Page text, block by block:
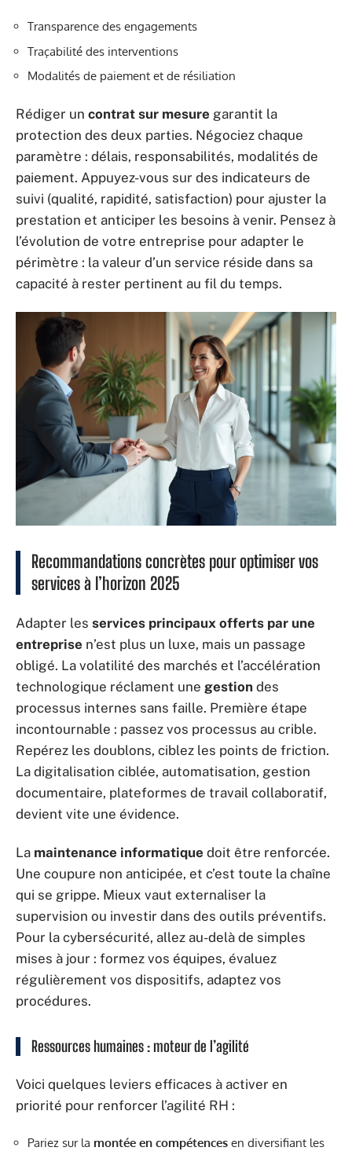
Transparence des engagements
Traçabilité des interventions
Modalités de paiement et de résiliation
Rédiger un contrat sur mesure garantit la
protection des deux parties. Négociez chaque
paramètre : délais, responsabilités, modalités de
paiement. Appuyez-vous sur des indicateurs de
suivi (qualité, rapidité, satisfaction) pour ajuster la
prestation et anticiper les besoins à venir. Pensez à
l’évolution de votre entreprise pour adapter le
périmètre : la valeur d’un service réside dans sa
capacité à rester pertinent au fil du temps.
Recommandations concrètes pour optimiser vos
services à l’horizon 2025
Adapter les services principaux offerts par une
entreprise n’est plus un luxe, mais un passage
obligé. La volatilité des marchés et l’accélération
technologique réclament une gestion des
processus internes sans faille. Première étape
incontournable : passez vos processus au crible.
Repérez les doublons, ciblez les points de friction.
La digitalisation ciblée, automatisation, gestion
documentaire, plateformes de travail collaboratif,
devient vite une évidence.
La maintenance informatique doit être renforcée.
Une coupure non anticipée, et c’est toute la chaîne
qui se grippe. Mieux vaut externaliser la
supervision ou investir dans des outils préventifs.
Pour la cybersécurité, allez au-delà de simples
mises à jour : formez vos équipes, évaluez
régulièrement vos dispositifs, adaptez vos
procédures.
Ressources humaines : moteur de l’agilité
Voici quelques leviers efficaces à activer en
priorité pour renforcer l’agilité RH :
Pariez sur la montée en compétences en diversifiant les